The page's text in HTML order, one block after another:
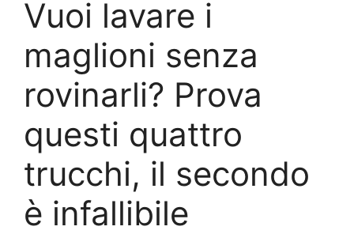
Vuoi lavare i
maglioni senza
rovinarli? Prova
questi quattro
trucchi, il secondo
è infallibile